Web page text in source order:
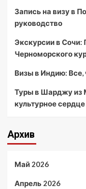
Запись на визу в
руководство
Экскурсии в Сочи:
Черноморского
Визы в Индию: Все,
Туры в Шарджу из
культурное
Архив
Май 2026
Апрель 2026